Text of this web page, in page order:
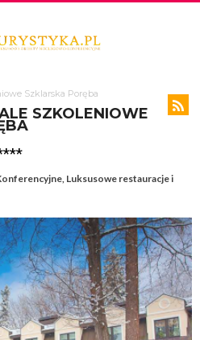
Szklarska Poręba
SZKOLENIOWE
, Luksusowe restauracje i